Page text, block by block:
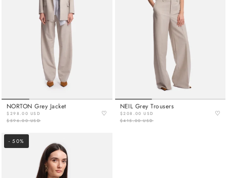
NORTON Grey Jacket
$298.00 USD
$596.00 USD
♡
NEIL Grey Trousers
$208.00 USD
$415.00 USD
♡
- 50%